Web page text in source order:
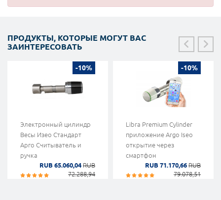
ПРОДУКТЫ, КОТОРЫЕ МОГУТ ВАС
ЗАИНТЕРЕСОВАТЬ
-10%
Электронный цилиндр
Весы Изео Стандарт
Арго Считыватель и
ручка
RUB 65.060,04 RUB
72.288,94
-10%
Libra Premium Cylinder
приложение Argo Iseo
открытие через
смартфон
RUB 71.170,66 RUB
79.078,51